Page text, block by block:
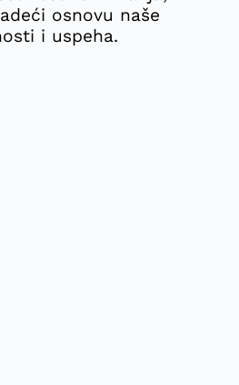
osnovu naše
i uspeha.